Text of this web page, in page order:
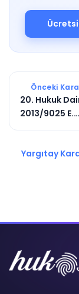
Önceki
20. Hukuk
2013/9025 E.
Yargıtay